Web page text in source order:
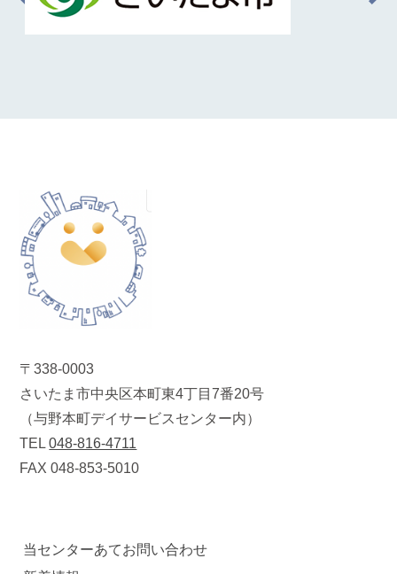
〒338-0003
さいたま市中央区本町東4丁目7番20号
（与野本町デイサービスセンター内）
TEL048-816-4711
FAX 048-853-5010
当センターあてお問い合わせ